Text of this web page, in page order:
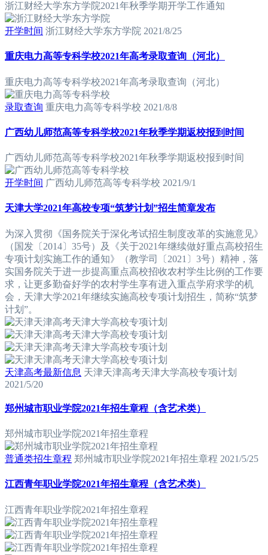
浙江财经大学东方学院2021年秋季学期开学工作通知
开学时间 浙江财经大学东方学院 2021/8/25
重庆电力高等专科学校2021年高考录取查询（河北）
重庆电力高等专科学校2021年高考录取查询（河北）
录取查询 重庆电力高等专科学校 2021/8/8
广西幼儿师范高等专科学校2021年秋季学期返校报到时间
广西幼儿师范高等专科学校2021年秋季学期返校报到时间
开学时间 广西幼儿师范高等专科学校 2021/9/1
天津大学2021年高校专项“筑梦计划”招生简章发布
为深入贯彻《国务院关于深化考试招生制度改革的实施意见》
（国发〔2014〕35号）及《关于2021年继续做好重点高校招生
专项计划实施工作的通知》（教学司〔2021〕3号）精神，落
实国务院关于进一步提高重点高校招收农村学生比例的工作要
求，让更多勤奋好学的农村学生享有进入重点学府求学的机
会，天津大学2021年继续实施高校专项计划招生，简称“筑梦
计划”。
天津高考最新信息 天津天津高考天津大学高校专项计划
2021/5/20
郑州城市职业学院2021年招生章程（含艺术类）
郑州城市职业学院2021年招生章程
普通类招生章程 郑州城市职业学院2021年招生章程 2021/5/25
江西青年职业学院2021年招生章程（含艺术类）
江西青年职业学院2021年招生章程